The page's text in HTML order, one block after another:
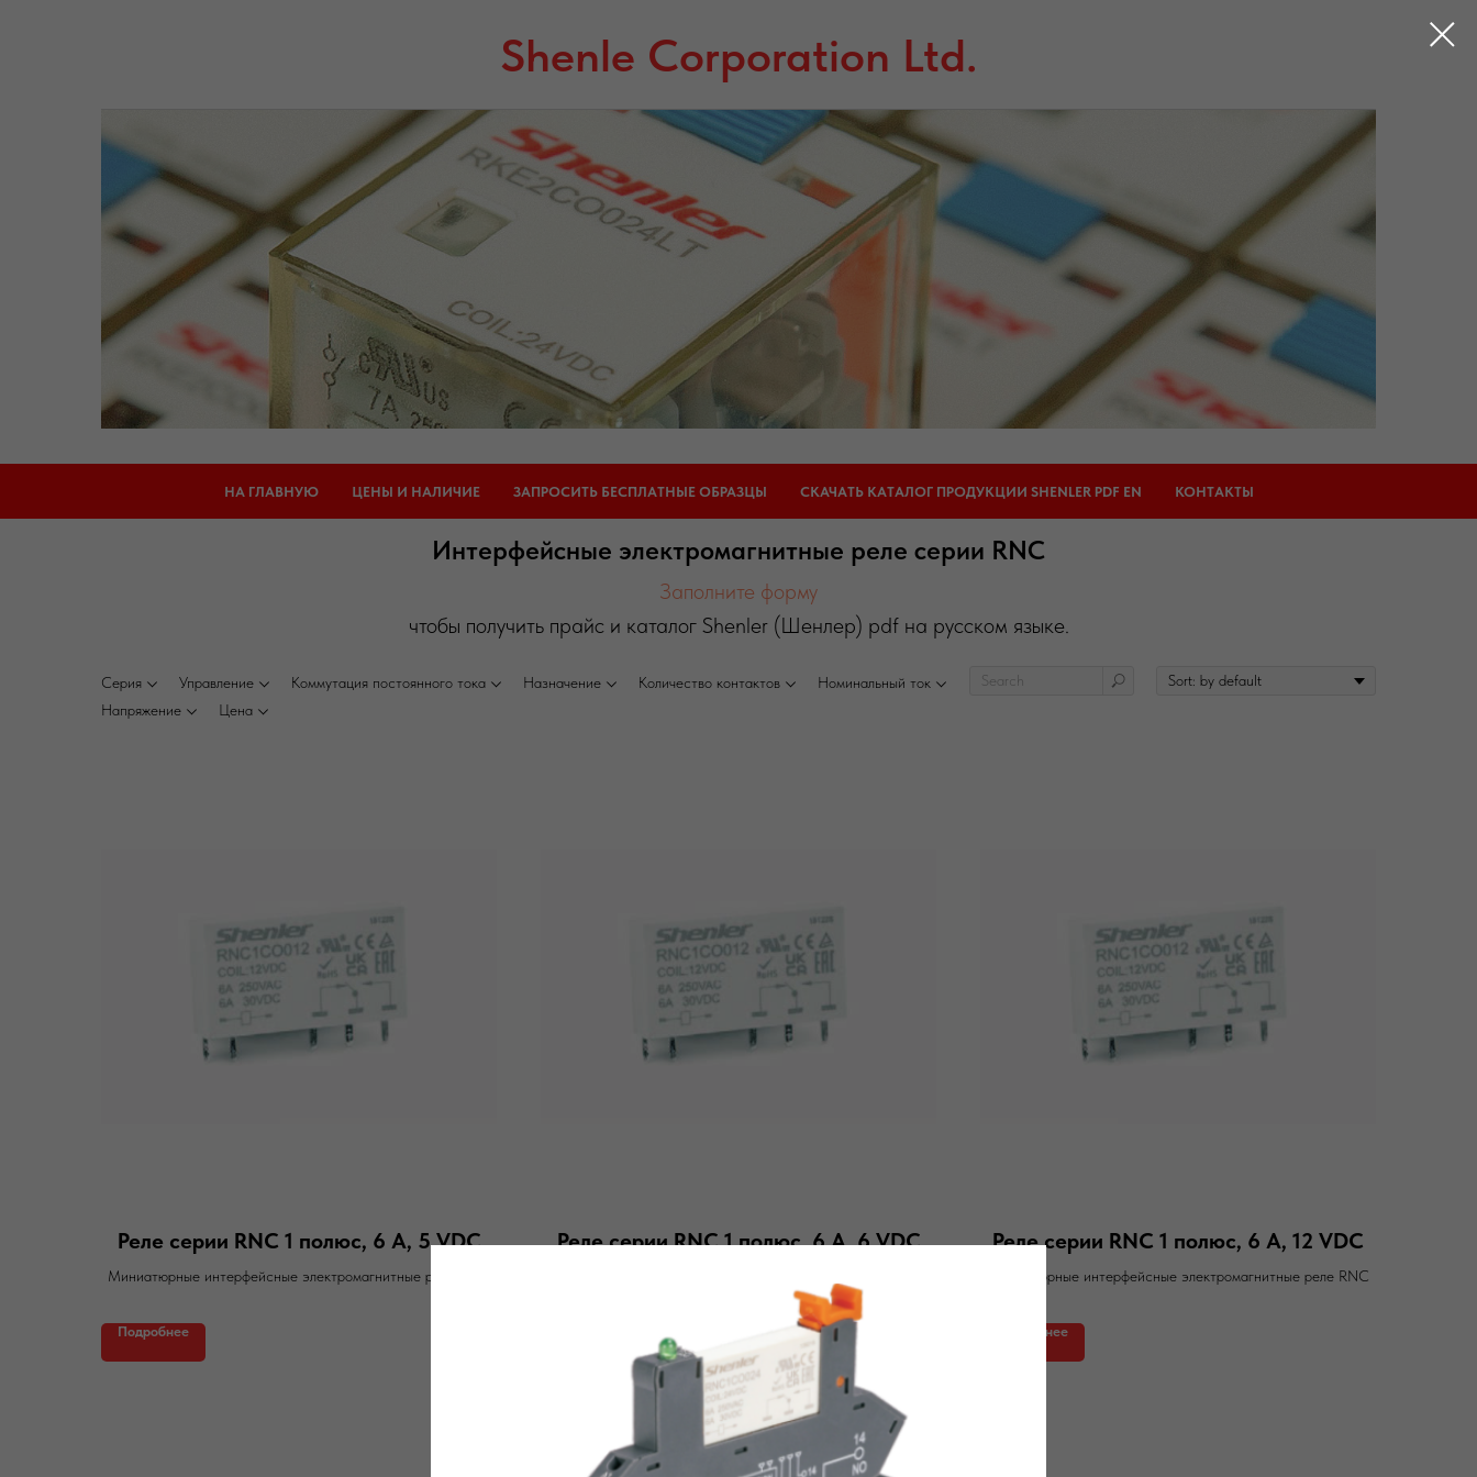
Shenle Corporation Ltd.
НА ГЛАВНУЮ ЦЕНЫ И НАЛИЧИЕ ЗАПРОСИТЬ БЕСПЛАТНЫЕ ОБРАЗЦЫ СКАЧАТЬ КАТАЛОГ ПРОДУКЦИИ SHENLER PDF EN КОНТАКТЫ
Интерфейсные электромагнитные реле серии RNC
Заполните форму
чтобы получить прайс и каталог Shenler (Шенлер) pdf на русском языке.
Серия Управление Коммутация постоянного тока Назначение Количество контактов
Номинальный ток
Напряжение
Цена
Реле серии RNC 1 полюс, 6 А, 5 VDC
Миниатюрные интерфейсные электромагнитные реле RNC
Подробнее
Реле серии RNC 1 полюс, 6 А, 6 VDC Реле серии RNC 1 полюс, 6 А, 12 VDC
Миниатюрные интерфейсные электромагнитные реле RNC
Подробнее